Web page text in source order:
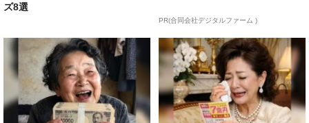
ズ8選
PR(合同会社デジタルファーム )